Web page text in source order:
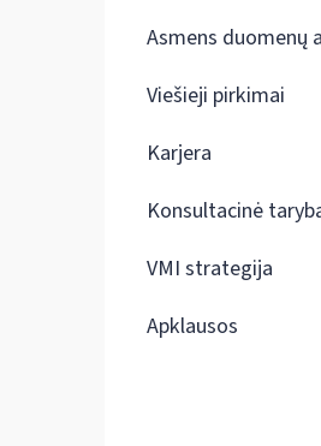
Asmens duomenų
Viešieji pirkimai
Karjera
Konsultacinė
VMI strategija
Apklausos